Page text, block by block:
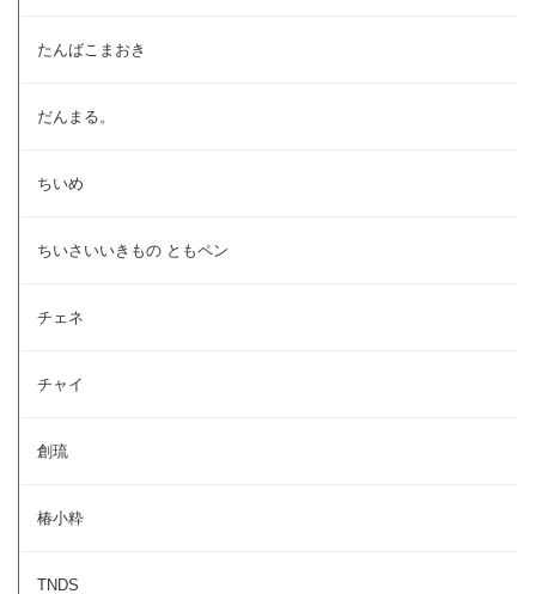
たんばこまおき
だんまる。
ちいめ
ちいさいいきもの ともペン
チェネ
チャイ
創琉
椿小粋
TNDS